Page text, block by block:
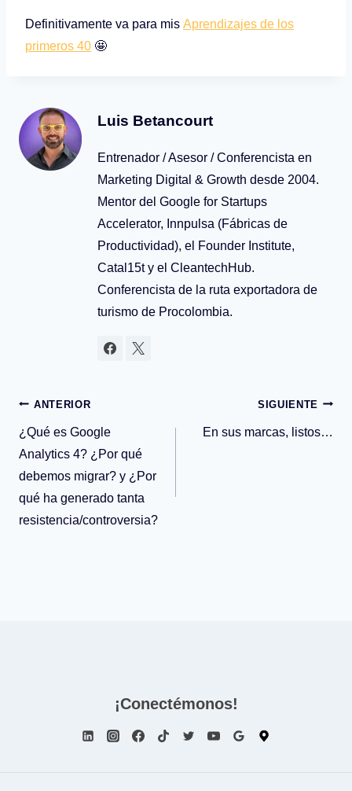
Definitivamente va para mis Aprendizajes de los
primeros 40 🤩
Luis Betancourt
Entrenador / Asesor / Conferencista en
Marketing Digital & Growth desde 2004.
Mentor del Google for Startups
Accelerator, Innpulsa (Fábricas de
Productividad), el Founder Institute,
Catal15t y el CleantechHub.
Conferencista de la ruta exportadora de
turismo de Procolombia.
Navegación
de
entradas
ANTERIOR
¿Qué es Google
Analytics 4? ¿Por qué
debemos migrar? y ¿Por
qué ha generado tanta
resistencia/controversia?
SIGUIENTE
En sus marcas, listos…
¡Conectémonos!